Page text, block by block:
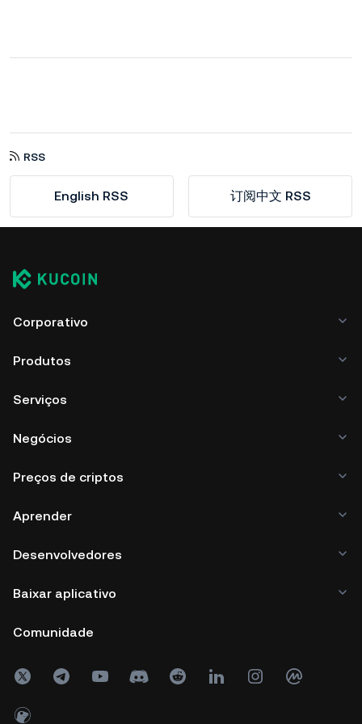
RSS
English RSS 订阅中文 RSS
Corporativo
Produtos
Serviços
Negócios
Preços de criptos
Aprender
Desenvolvedores
Baixar aplicativo
Comunidade